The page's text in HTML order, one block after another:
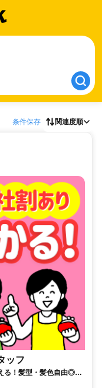
条件保存 関連度順
ッフ
る！髪型・髪色自由◎